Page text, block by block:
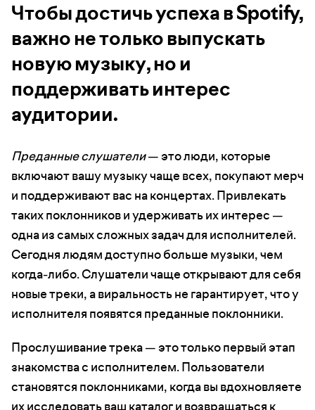
Чтобы достичь успеха в Spotify,
важно не только выпускать
новую музыку, но и
поддерживать интерес
аудитории.
Преданные слушатели— это люди, которые
включают вашу музыку чаще всех, покупают мерч
и поддерживают вас на концертах. Привлекать
таких поклонников и удерживать их интерес —
одна из самых сложных задач для исполнителей.
Сегодня людям доступно больше музыки, чем
когда-либо. Слушатели чаще открывают для себя
новые треки, а виральность не гарантирует, что у
исполнителя появятся преданные поклонники.
Прослушивание трека — это только первый этап
знакомства с исполнителем. Пользователи
становятся поклонниками, когда вы вдохновляете
их исследовать ваш каталог и возвращаться к